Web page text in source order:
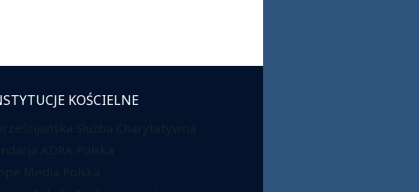
KOŚCIELNE